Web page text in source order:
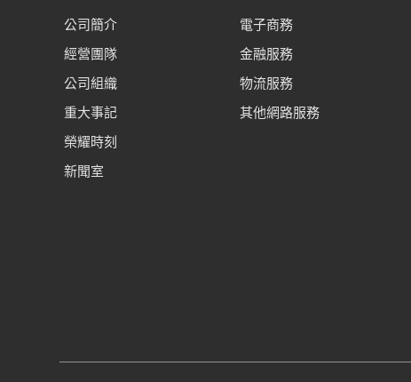
公司簡介
經營團隊
公司組織
重大事記
榮耀時刻
新聞室
電子商務
金融服務
物流服務
其他網路服務